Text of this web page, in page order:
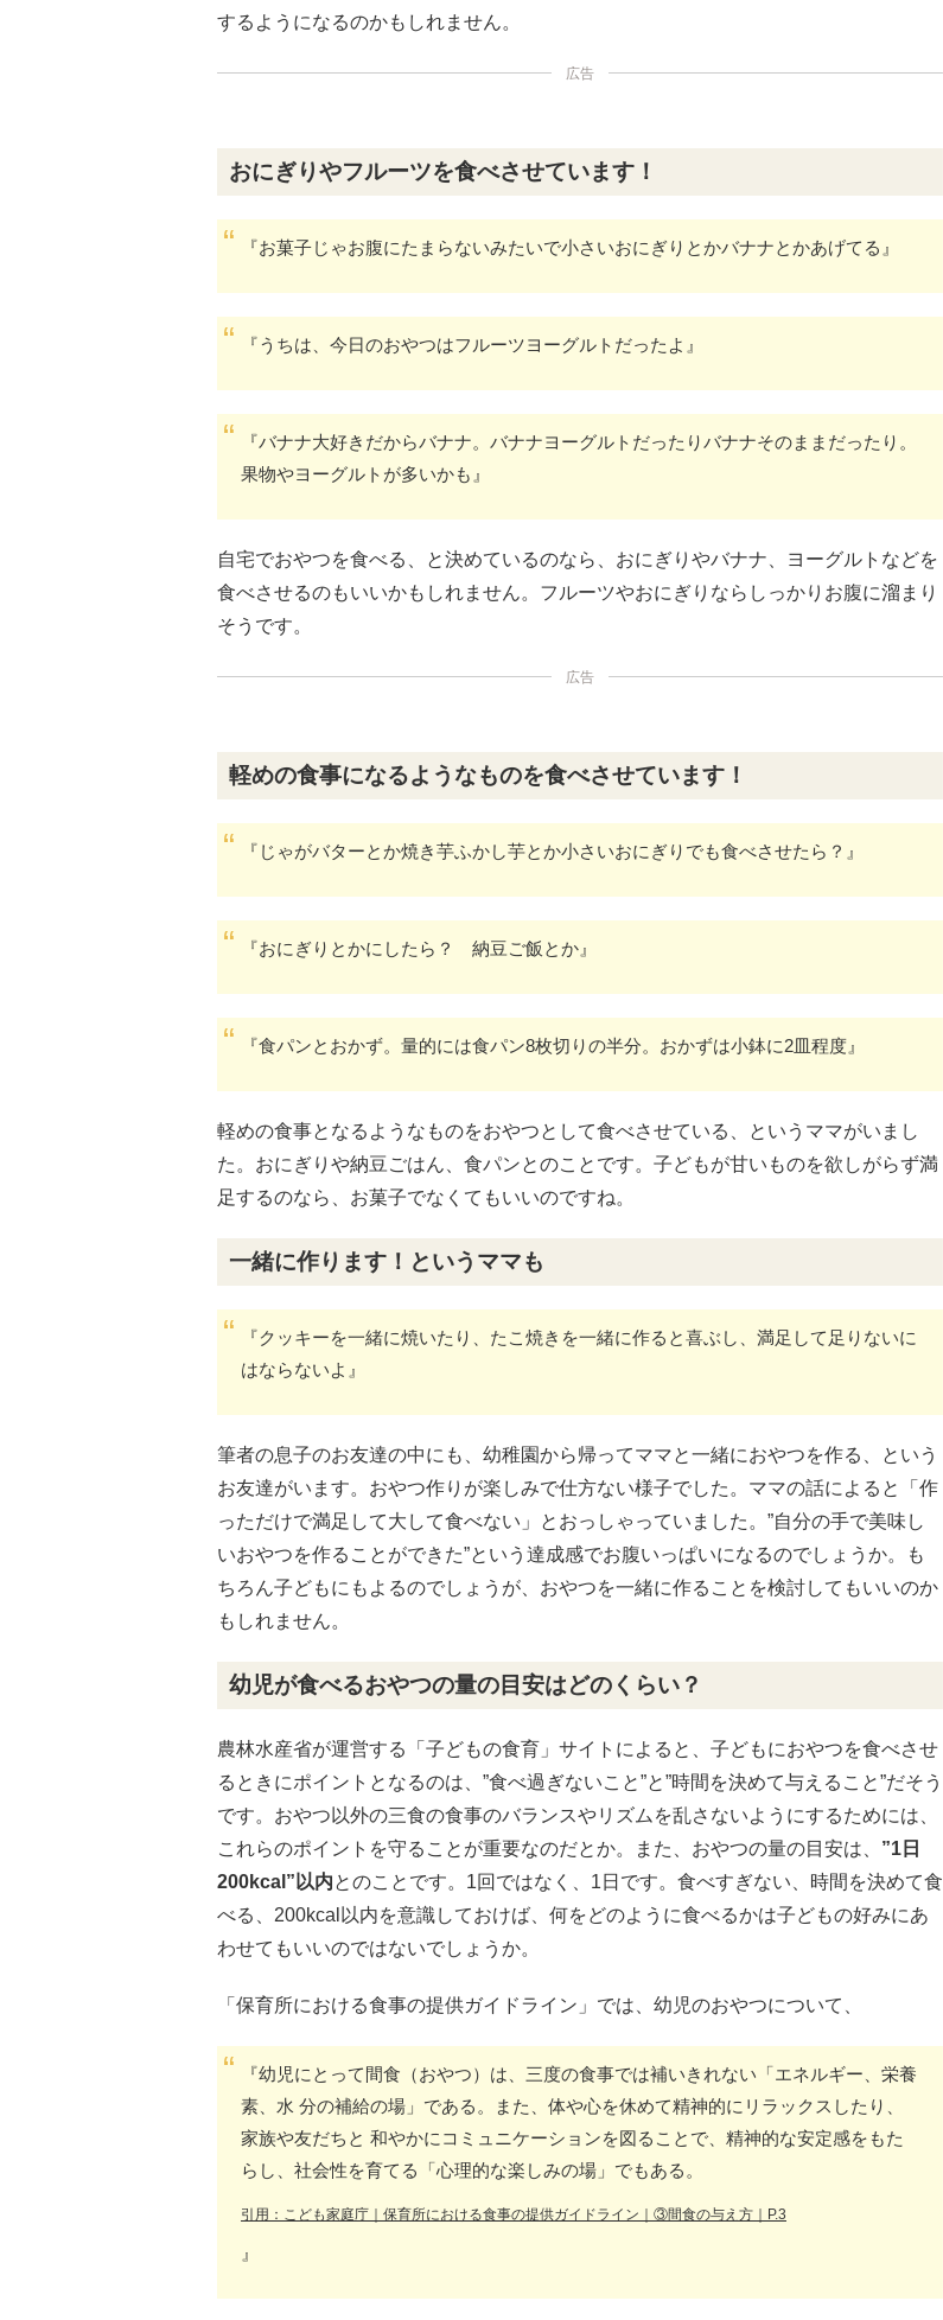
するようになるのかもしれません。
広告
おにぎりやフルーツを食べさせています！
『お菓子じゃお腹にたまらないみたいで小さいおにぎりとかバナナとかあげてる』
『うちは、今日のおやつはフルーツヨーグルトだったよ』
『バナナ大好きだからバナナ。バナナヨーグルトだったりバナナそのままだったり。
果物やヨーグルトが多いかも』
自宅でおやつを食べる、と決めているのなら、おにぎりやバナナ、ヨーグルトなどを
食べさせるのもいいかもしれません。フルーツやおにぎりならしっかりお腹に溜まり
そうです。
広告
軽めの食事になるようなものを食べさせています！
『じゃがバターとか焼き芋ふかし芋とか小さいおにぎりでも食べさせたら？』
『おにぎりとかにしたら？ 納豆ご飯とか』
『食パンとおかず。量的には食パン8枚切りの半分。おかずは小鉢に2皿程度』
軽めの食事となるようなものをおやつとして食べさせている、というママがいまし
た。おにぎりや納豆ごはん、食パンとのことです。子どもが甘いものを欲しがらず満
足するのなら、お菓子でなくてもいいのですね。
一緒に作ります！というママも
『クッキーを一緒に焼いたり、たこ焼きを一緒に作ると喜ぶし、満足して足りないに
はならないよ』
筆者の息子のお友達の中にも、幼稚園から帰ってママと一緒におやつを作る、という
お友達がいます。おやつ作りが楽しみで仕方ない様子でした。ママの話によると「作
っただけで満足して大して食べない」とおっしゃっていました。”自分の手で美味し
いおやつを作ることができた”という達成感でお腹いっぱいになるのでしょうか。も
ちろん子どもにもよるのでしょうが、おやつを一緒に作ることを検討してもいいのか
もしれません。
幼児が食べるおやつの量の目安はどのくらい？
農林水産省が運営する「子どもの食育」サイトによると、子どもにおやつを食べさせ
るときにポイントとなるのは、”食べ過ぎないこと”と”時間を決めて与えること”だそう
です。おやつ以外の三食の食事のバランスやリズムを乱さないようにするためには、
これらのポイントを守ることが重要なのだとか。また、おやつの量の目安は、 ”1日
200kcal”以内とのことです。1回ではなく、1日です。食べすぎない、時間を決めて食
べる、200kcal以内を意識しておけば、何をどのように食べるかは子どもの好みにあ
わせてもいいのではないでしょうか。
「保育所における食事の提供ガイドライン」では、幼児のおやつについて、
『幼児にとって間食（おやつ）は、三度の食事では補いきれない「エネルギー、栄養
素、水 分の補給の場」である。また、体や心を休めて精神的にリラックスしたり、
家族や友だちと 和やかにコミュニケーションを図ることで、精神的な安定感をもた
らし、社会性を育てる「心理的な楽しみの場」でもある。
引用：こども家庭庁｜保育所における食事の提供ガイドライン｜③間食の与え方｜P.3
』